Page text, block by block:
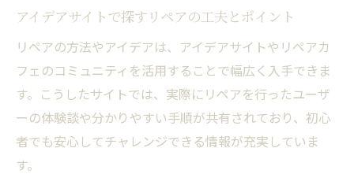
コミュニティで学ぶリペア技術とその魅力
リペアカフェ日本ならではの新発見を紹介
イベント参加で得るリペアの新アイデア集
リペアの庭とカフェで学ぶ共有のコツ
素材ごとのリペア事例と成功のヒント
木材や布など素材別リペアの成功ポイント
アイデアサイトで探すリペアの工夫とポイント
リペアの方法やアイデアは、アイデアサイトやリペアカ
フェのコミュニティを活用することで幅広く入手できま
す。こうしたサイトでは、実際にリペアを行ったユーザ
ーの体験談や分かりやすい手順が共有されており、初心
者でも安心してチャレンジできる情報が充実していま
す。